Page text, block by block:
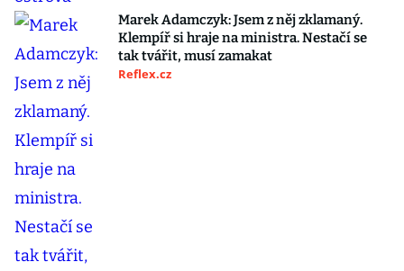
Marek Adamczyk: Jsem z něj zklamaný.
Klempíř si hraje na ministra. Nestačí se
tak tvářit, musí zamakat
Reflex.cz